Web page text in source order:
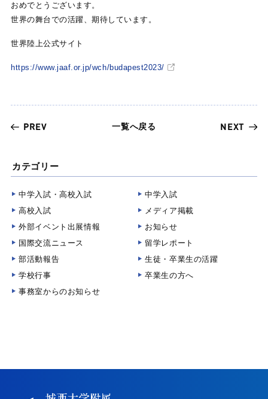
おめでとうございます。
世界の舞台での活躍、期待しています。
世界陸上公式サイト
https://www.jaaf.or.jp/wch/budapest2023/
PREV 一覧へ戻る NEXT
カテゴリー
中学入試・高校入試
中学入試
高校入試
メディア掲載
外部イベント出展情報
お知らせ
国際交流ニュース
留学レポート
部活動報告
生徒・卒業生の活躍
学校行事
卒業生の方へ
事務室からのお知らせ